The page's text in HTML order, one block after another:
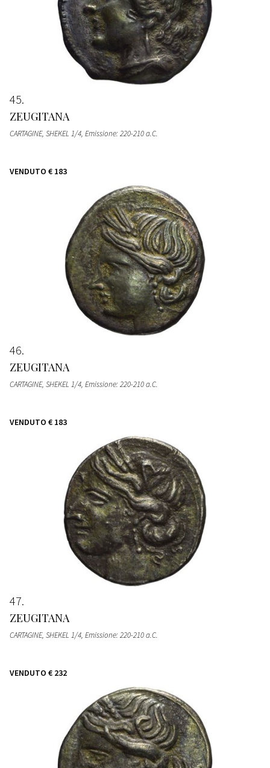
45
ZEUGITANA
CARTAGINE, SHEKEL 1/4, Emissione: 220-210 a.C.
VENDUTO € 183
46
ZEUGITANA
CARTAGINE, SHEKEL 1/4, Emissione: 220-210 a.C.
VENDUTO € 183
47
ZEUGITANA
CARTAGINE, SHEKEL 1/4, Emissione: 220-210 a.C.
VENDUTO € 232